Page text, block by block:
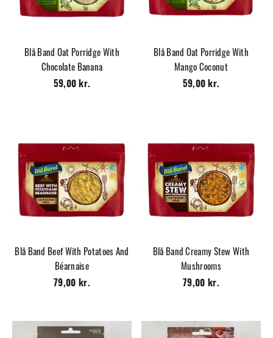
Blå Band Oat Porridge With
Chocolate Banana
59,00 kr.
Blå Band Oat Porridge With
Mango Coconut
59,00 kr.
Blå Band Beef With Potatoes And
Béarnaise
79,00 kr.
Blå Band Creamy Stew With
Mushrooms
79,00 kr.